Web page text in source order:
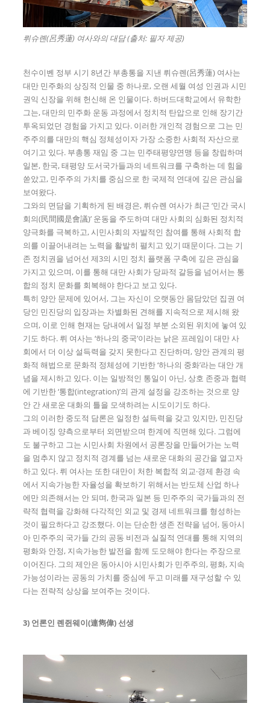
뤼슈롄(呂秀蓮) 여사와의 대담 (출처: 필자 제공)
천수이볜 정부 시기 8년간 부총통을 지낸 뤼슈롄(呂秀蓮) 여사는
대만 민주화의 상징적 인물 중 하나로, 오랜 세월 여성 인권과 시민
권익 신장을 위해 헌신해 온 인물이다. 하버드대학교에서 유학한
그는, 대만의 민주화 운동 과정에서 정치적 탄압으로 인해 장기간
투옥되었던 경험을 가지고 있다. 이러한 개인적 경험으로 그는 민
주주의를 대만의 핵심 정체성이자 가장 소중한 사회적 자산으로
여기고 있다. 부총통 재임 중 그는 민주태평양연맹 등을 창립하며
일본, 한국, 태평양 도서국가들과의 네트워크를 구축하는 데 힘을
쏟았고, 민주주의 가치를 중심으로 한 국제적 연대에 깊은 관심을
보여왔다.
그와의 면담을 기획하게 된 배경은, 뤼슈롄 여사가 최근 ‘민간 국시
회의(民間國是會議)’ 운동을 주도하며 대만 사회의 심화된 정치적
양극화를 극복하고, 시민사회의 자발적인 참여를 통해 사회적 합
의를 이끌어내려는 노력을 활발히 펼치고 있기 때문이다. 그는 기
존 정치권을 넘어선 제3의 시민 정치 플랫폼 구축에 깊은 관심을
가지고 있으며, 이를 통해 대만 사회가 당파적 갈등을 넘어서는 통
합의 정치 문화를 회복해야 한다고 보고 있다.
특히 양안 문제에 있어서, 그는 자신이 오랫동안 몸담았던 집권 여
당인 민진당의 입장과는 차별화된 견해를 지속적으로 제시해 왔
으며, 이로 인해 현재는 당내에서 일정 부분 소외된 위치에 놓여 있
기도 하다. 뤼 여사는 ‘하나의 중국’이라는 낡은 프레임이 대만 사
회에서 더 이상 설득력을 갖지 못한다고 진단하며, 양안 관계의 평
화적 해법으로 문화적 정체성에 기반한 ‘하나의 중화’라는 대안 개
념을 제시하고 있다. 이는 일방적인 통일이 아닌, 상호 존중과 협력
에 기반한 ‘통합(integration)’의 관계 설정을 강조하는 것으로 양
안 간 새로운 대화의 틀을 모색하려는 시도이기도 하다.
그의 이러한 중도적 담론은 일정한 설득력을 갖고 있지만, 민진당
과 베이징 양측으로부터 외면받으며 한계에 직면해 있다. 그럼에
도 불구하고 그는 시민사회 차원에서 공론장을 만들어가는 노력
을 멈추지 않고 정치적 경계를 넘는 새로운 대화의 공간을 열고자
하고 있다. 뤼 여사는 또한 대만이 처한 복합적 외교·경제 환경 속
에서 지속가능한 자율성을 확보하기 위해서는 반도체 산업 하나
에만 의존해서는 안 되며, 한국과 일본 등 민주주의 국가들과의 전
략적 협력을 강화해 다각적인 외교 및 경제 네트워크를 형성하는
것이 필요하다고 강조했다. 이는 단순한 생존 전략을 넘어, 동아시
아 민주주의 국가들 간의 공동 비전과 실질적 연대를 통해 지역의
평화와 안정, 지속가능한 발전을 함께 도모해야 한다는 주장으로
이어진다. 그의 제안은 동아시아 시민사회가 민주주의, 평화, 지속
가능성이라는 공동의 가치를 중심에 두고 미래를 재구성할 수 있
다는 전략적 상상을 보여주는 것이다.
3) 언론인 롄쥔웨이(連雋偉)선생